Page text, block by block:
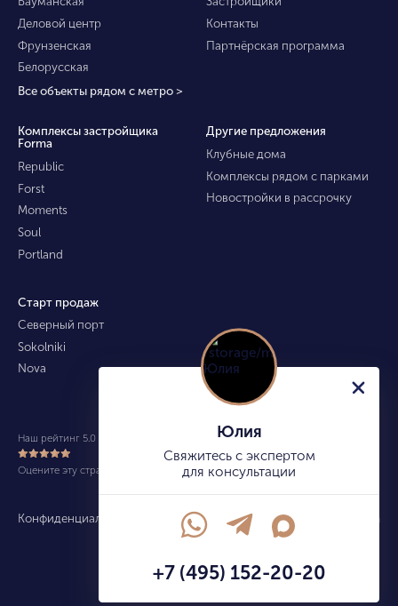
Деловой центр
Фрунзенская
Белорусская
Все объекты рядом с метро >
Контакты
Партнёрская программа
Комплексы застройщика
Forma
Republic
Forst
Moments
Soul
Portland
Другие предложения
Клубные дома
Комплексы рядом с парками
Новостройки в рассрочку
Старт продаж
Северный порт
Sokolniki
Nova
Конфиденциальность Карта сайта info@kupitekvartiru.com
Наш рейтинг 5.0 из 5 (490)
Оцените эту страницу
Юлия
Свяжитесь с экспертом
для консультации
+7 (495) 152-20-20